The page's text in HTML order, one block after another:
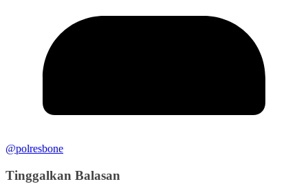
@polresbone
Tinggalkan Balasan